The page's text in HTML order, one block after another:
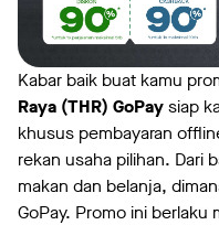
Kabar baik buat kamu
Raya (THR) GoPaysiap
khusus pembayaran
rekan usaha pilihan. Dari
makan dan belanja,
GoPay. Promo ini berlaku